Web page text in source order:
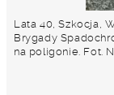
Lata 40, Szkocja,
Brygady
na poligonie. Fot.